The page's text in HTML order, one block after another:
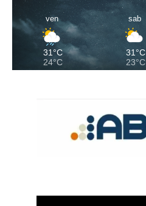
ven
31°C
24°C
sab
31°C
23°C